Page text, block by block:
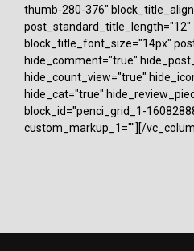
thumb-280-376"
post_standard_title_length="12"
block_title_font_size="14px"
hide_comment="true"
hide_count_view="true"
hide_cat="true"
block_id="penci_grid_1-
custom_markup_1=""][/